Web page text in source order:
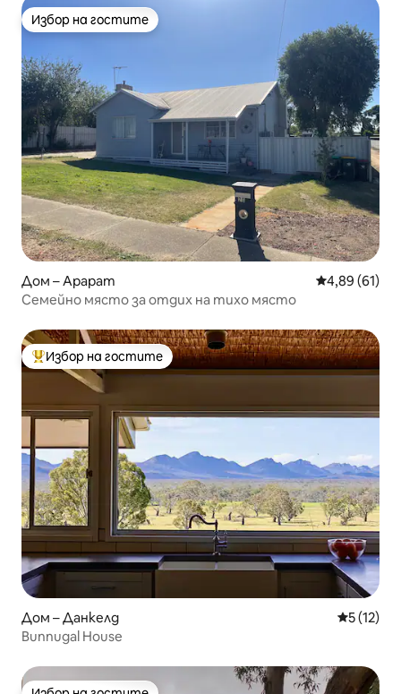
Избор на гостите
Избор на гостите
Дом – Арарат Средна
4,89 (61)
Семейно място за отдих на тихо място
Най-популярен избор на гостите
Избор на гостите
Дом – Данкелд Средна
5 (12)
Bunnugal House